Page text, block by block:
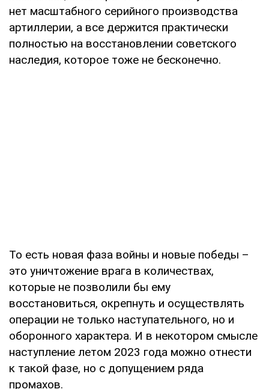
нет масштабного серийного производства
артиллерии, а все держится практически
полностью на восстановлении советского
наследия, которое тоже не бесконечно.
То есть новая фаза войны и новые победы –
это уничтожение врага в количествах,
которые не позволили бы ему
восстановиться, окрепнуть и осуществлять
операции не только наступательного, но и
оборонного характера. И в некотором смысле
наступление летом 2023 года можно отнести
к такой фазе, но с допущением ряда
промахов.